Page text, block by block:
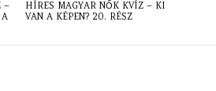
–
A
HÍRES MAGYAR NŐK KVÍZ – KI
VAN A KÉPEN? 20. RÉSZ